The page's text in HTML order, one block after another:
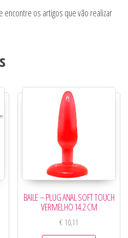
encontre os artigos que vão realizar
BAILE – PLUG ANAL SOFT TOUCH
VERMELHO 14.2 CM
€ 10,11